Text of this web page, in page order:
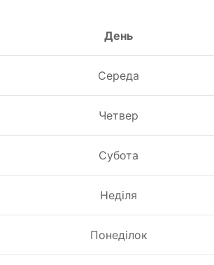
День
Середа
Четвер
Субота
Неділя
Понеділок